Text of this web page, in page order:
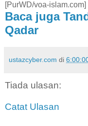
[PurWD/voa-islam.com]
Baca juga
Qadar
ustazcyber.com di
Tiada ulasan:
Catat Ulasan